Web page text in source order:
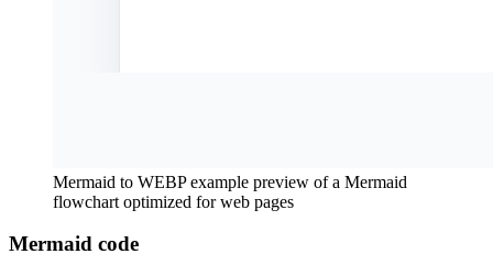
Mermaid to WEBP example preview of a Mermaid
flowchart optimized for web pages
Mermaid code